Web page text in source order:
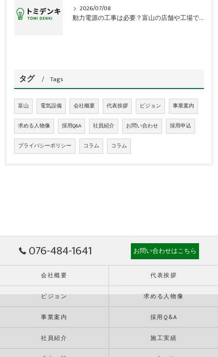
2026/07/08
動力電源の工事は必要？富山の店舗や工場で見落とす確認点
タグ Tags
富山 電気設備 会社概要 代表挨拶 ビジョン 事業案内
求める人物像 採用Q&A 社員紹介 お問い合わせ 採用申込
プライバシーポリシー コラム コラム
076-484-1641 お問い合わせはこちら
会社概要 代表挨拶
ビジョン 求める人物像
事業案内 採用Q&A
社員紹介 施工実績